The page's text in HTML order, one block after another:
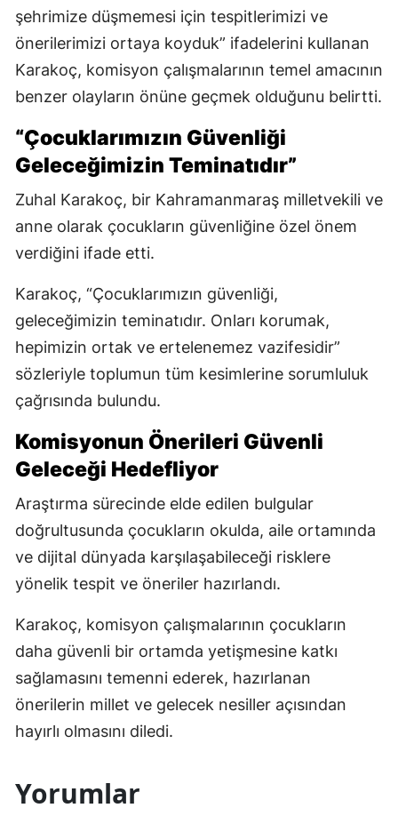
şehrimize düşmemesi için tespitlerimizi ve
önerilerimizi ortaya koyduk” ifadelerini kullanan
Karakoç, komisyon çalışmalarının temel amacının
benzer olayların önüne geçmek olduğunu belirtti.
“Çocuklarımızın Güvenliği
Geleceğimizin Teminatıdır”
Zuhal Karakoç, bir Kahramanmaraş milletvekili ve
anne olarak çocukların güvenliğine özel önem
verdiğini ifade etti.
Karakoç, “Çocuklarımızın güvenliği,
geleceğimizin teminatıdır. Onları korumak,
hepimizin ortak ve ertelenemez vazifesidir”
sözleriyle toplumun tüm kesimlerine sorumluluk
çağrısında bulundu.
Komisyonun Önerileri Güvenli
Geleceği Hedefliyor
Araştırma sürecinde elde edilen bulgular
doğrultusunda çocukların okulda, aile ortamında
ve dijital dünyada karşılaşabileceği risklere
yönelik tespit ve öneriler hazırlandı.
Karakoç, komisyon çalışmalarının çocukların
daha güvenli bir ortamda yetişmesine katkı
sağlamasını temenni ederek, hazırlanan
önerilerin millet ve gelecek nesiller açısından
hayırlı olmasını diledi.
Yorumlar